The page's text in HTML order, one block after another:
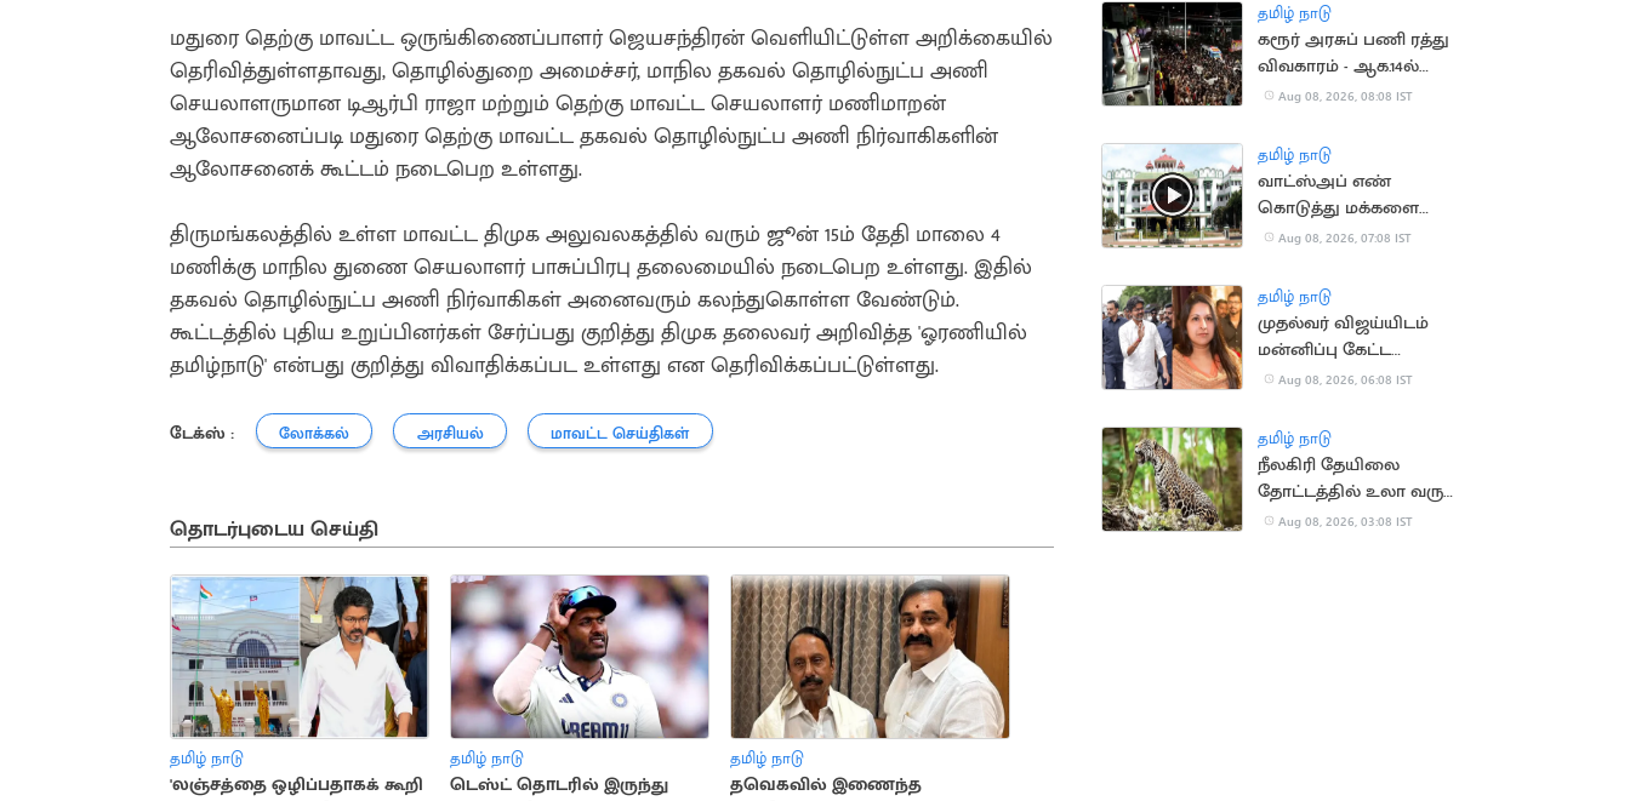
மதுரை தெற்கு மாவட்ட ஒருங்கிணைப்பாளர் ஜெயசந்திரன் வெளியிட்டுள்ள அறிக்கையில்
தெரிவித்துள்ளதாவது, தொழில்துறை அமைச்சர், மாநில தகவல் தொழில்நுட்ப அணி
செயலாளருமான டிஆர்பி ராஜா மற்றும் தெற்கு மாவட்ட செயலாளர் மணிமாறன்
ஆலோசனைப்படி மதுரை தெற்கு மாவட்ட தகவல் தொழில்நுட்ப அணி நிர்வாகிகளின்
ஆலோசனைக் கூட்டம் நடைபெற உள்ளது.
திருமங்கலத்தில் உள்ள மாவட்ட திமுக அலுவலகத்தில் வரும் ஜூன் 15ம் தேதி மாலை 4
மணிக்கு மாநில துணை செயலாளர் பாசுப்பிரபு தலைமையில் நடைபெற உள்ளது. இதில்
தகவல் தொழில்நுட்ப அணி நிர்வாகிகள் அனைவரும் கலந்துகொள்ள வேண்டும்.
கூட்டத்தில் புதிய உறுப்பினர்கள் சேர்ப்பது குறித்து திமுக தலைவர் அறிவித்த 'ஓரணியில்
தமிழ்நாடு' என்பது குறித்து விவாதிக்கப்பட உள்ளது என தெரிவிக்கப்பட்டுள்ளது.
டேக்ஸ் : லோக்கல் அரசியல் மாவட்ட செய்திகள்
தொடர்புடைய செய்தி
தமிழ் நாடு
'லஞ்சத்தை ஒழிப்பதாகக் கூறி
தமிழ் நாடு
டெஸ்ட் தொடரில் இருந்து
தமிழ் நாடு
தவெகவில் இணைந்த
தமிழ் நாடு
கரூர் அரசுப் பணி ரத்து
விவகாரம் - ஆக.14ல்
விசாரணை
Aug 08, 2026, 08:08 IST
தமிழ் நாடு
வாட்ஸ்அப் எண்
கொடுத்து மக்களை
ஏமாற்ற வேண்டாம்:
கண்டனம்
Aug 08, 2026, 07:08 IST
தமிழ் நாடு
முதல்வர் விஜய்யிடம்
மன்னிப்பு கேட்ட
மனைவி சங்கீதா?
Aug 08, 2026, 06:08 IST
தமிழ் நாடு
நீலகிரி தேயிலை
தோட்டத்தில் உலா வரும்
சிறுத்தை:
Aug 08, 2026, 03:08 IST